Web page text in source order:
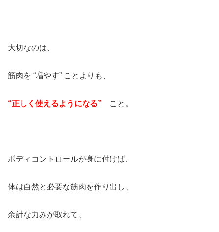
大切なのは、
筋肉を “増やす” ことよりも、
“正しく使えるようになる” こと。
ボディコントロールが身に付けば、
体は自然と必要な筋肉を作り出し、
余計な力みが取れて、